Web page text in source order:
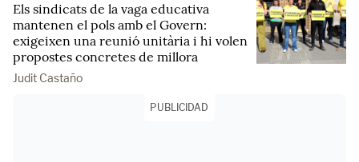
Els sindicats de la vaga educativa
mantenen el pols amb el Govern:
exigeixen una reunió unitària i hi volen
propostes concretes de millora
Judit Castaño
PUBLICIDAD